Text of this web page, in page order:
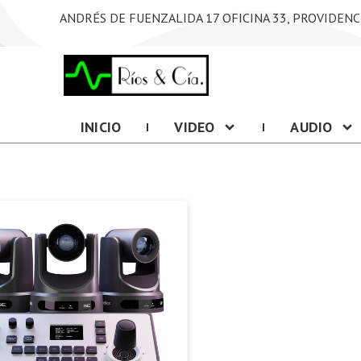
ANDRÉS DE FUENZALIDA 17 OFICINA 33,
INICIO VIDEO AUDIO